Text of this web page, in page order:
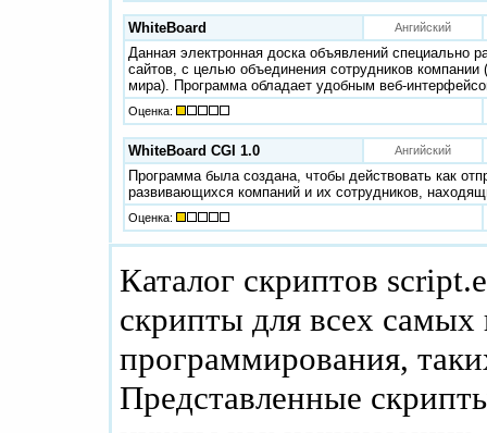
WhiteBoard Ангийский
Данная электронная доска объявлений специально
сайтов, с целью объединения сотрудников
мира). Программа обладает удобным веб-
Оценка:
WhiteBoard CGI 1.0 Ангийский
Программа была создана, чтобы действовать как
развивающихся компаний и их сотрудников,
Оценка:
Каталог скриптов
скрипты для всех
программирования,
Представленные